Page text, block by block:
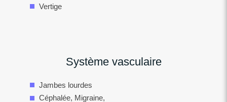
Vertige
Système vasculaire
Jambes lourdes
Céphalée, Migraine,